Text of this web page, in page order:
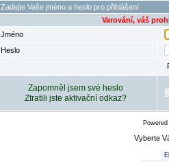
Zadejte Vaše jméno a heslo pro přihlášení
Varování, váš
Jméno
Heslo
Zapomněl jsem své heslo
Ztratili jste aktivační odkaz?
Vyberte